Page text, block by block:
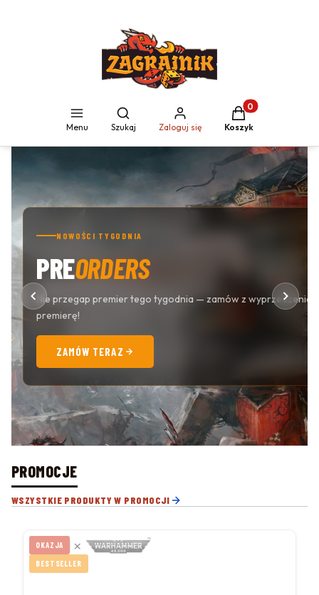
Menu
Otwórz wyszukiwarkę
Szukaj Zaloguj się
Produkty w
Koszyk
NOWOŚCI TYGODNIA
PREORDERS
Nie przegap premier tego tygodnia — zamów z
premierę!
ZAMÓW TERAZ
PROMOCJE
WSZYSTKIE PRODUKTY W PROMOCJI
OKAZJA
BESTSELLER